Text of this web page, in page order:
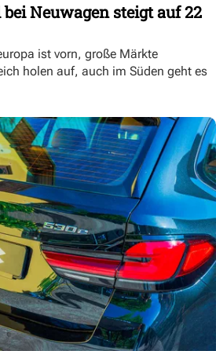
Neuwagen steigt auf 22
ist vorn, große Märkte
holen auf, auch im Süden geht es